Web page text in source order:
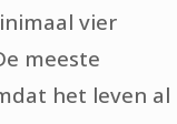
vier
meeste
het leven al